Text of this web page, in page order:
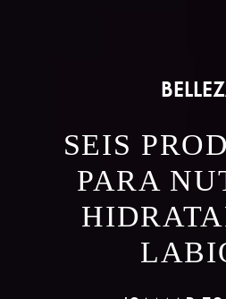
SEIS
PARA